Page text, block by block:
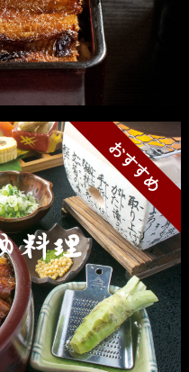
料理
おすすめ